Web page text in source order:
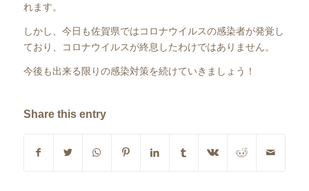
れます。
しかし、今日も佐賀県ではコロナウイルスの感染者が発覚し
ており、コロナウイルスが終息したわけではありません。
今後も出来る限りの感染対策を続けていきましょう！
Share this entry